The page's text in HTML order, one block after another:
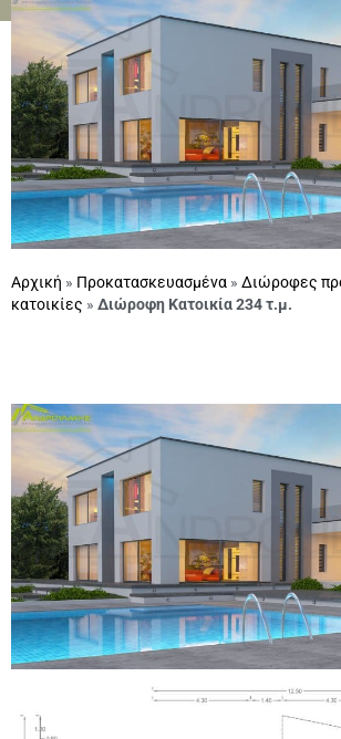
Αρχική » Προκατασκευασμένα » Διώροφες
κατοικίες » Διώροφη Κατοικία 234 τ.μ.